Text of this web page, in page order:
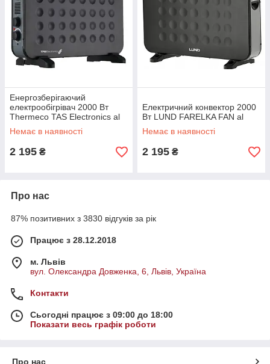
Енергозберігаючий
електрообігрівач 2000 Вт
Thermeco TAS Electronics al
Немає в наявності
2 195 ₴
Електричний конвектор 2000
Вт LUND FARELKA FAN al
Немає в наявності
2 195 ₴
Про нас
87% позитивних з 3830 відгуків за рік
Працює з 28.12.2018
м. Львів
вул. Олександра Довженка, 6, Львів, Україна
Контакти
Сьогодні працює з 09:00 до 18:00
Показати весь графік роботи
Про нас